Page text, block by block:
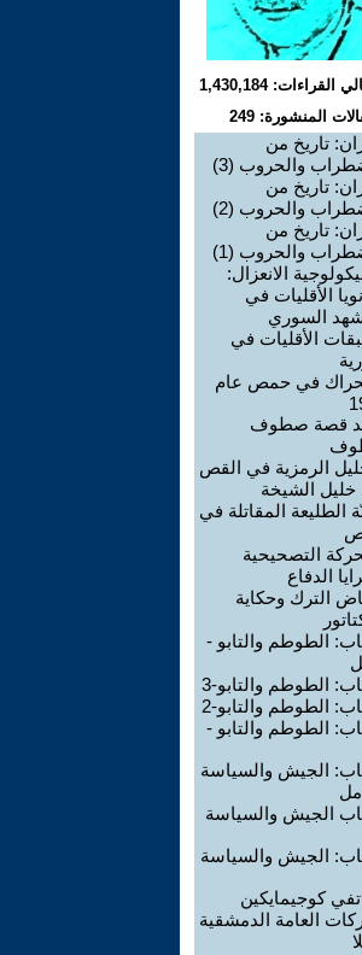
القراءات: 1,430,184
المنشورة: 249
تاريخ من
والحروب (3)
تاريخ من
والحروب (2)
تاريخ من
والحروب (1)
الانعزال:
الأقليات في
السوري
الأقليات في
في حمص عام
قصة صطوف
الرمزية في القص
خليل الشيخة
الطليعة المقاتلة في
التصحيحية
الدفاع
الترك وحكاية
الطوطم والتابو -
الطوطم والتابو-3
الطوطم والتابو-2
الطوطم والتابو -
الجيش والسياسة
الجيش والسياسة
الجيش والسياسة
كوجيمايكين
العامة الدمشقية